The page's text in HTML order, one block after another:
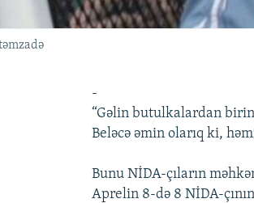
-
“Gəlin butulkalardan
Beləcə əmin olarıq ki,
Bunu NİDA-çıların
Aprelin 8-də 8 NİDA-